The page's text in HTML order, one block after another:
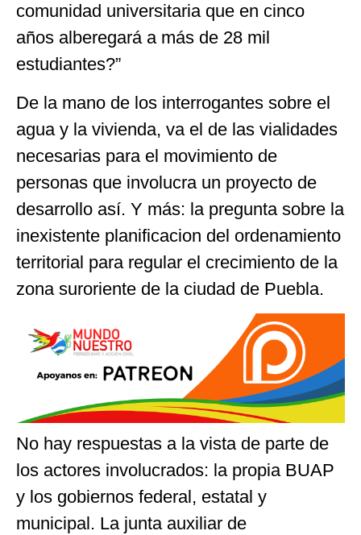
comunidad universitaria que en cinco
años alberegará a más de 28 mil
estudiantes?”
De la mano de los interrogantes sobre el
agua y la vivienda, va el de las vialidades
necesarias para el movimiento de
personas que involucra un proyecto de
desarrollo así. Y más: la pregunta sobre la
inexistente planificacion del ordenamiento
territorial para regular el crecimiento de la
zona suroriente de la ciudad de Puebla.
No hay respuestas a la vista de parte de
los actores involucrados: la propia BUAP
y los gobiernos federal, estatal y
municipal. La junta auxiliar de